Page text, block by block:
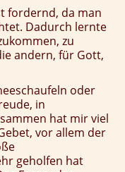
fordernd, da man
Dadurch lernte
zu
andern, für Gott,
oder
in
hat mir viel
vor allem der
geholfen hat